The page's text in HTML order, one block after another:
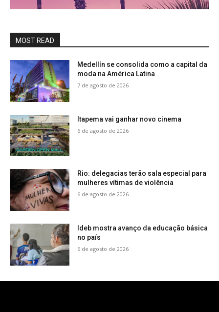
MOST READ
Medellín se consolida como a capital da
moda na América Latina
7 de agosto de 2026
Itapema vai ganhar novo cinema
6 de agosto de 2026
Rio: delegacias terão sala especial para
mulheres vítimas de violência
6 de agosto de 2026
Ideb mostra avanço da educação básica
no país
6 de agosto de 2026